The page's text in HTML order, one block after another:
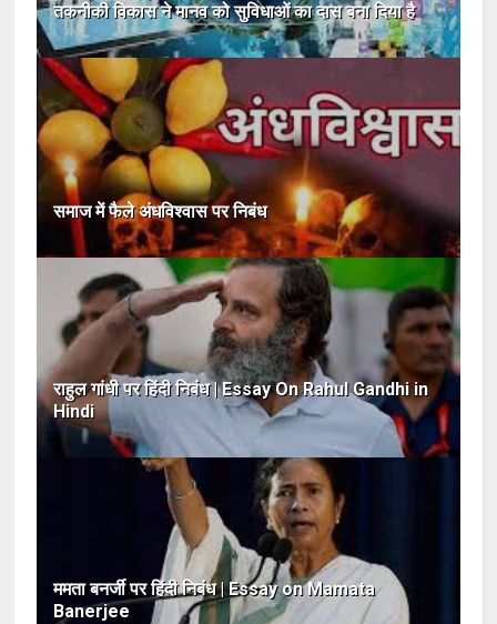
तकनीकी विकास ने मानव को सुविधाओं का दास बना दिया है
समाज में फैले अंधविश्वास पर निबंध
राहुल गांधी पर हिंदी निबंध | Essay On Rahul Gandhi in
Hindi
ममता बनर्जी पर हिंदी निबंध | Essay on Mamata
Banerjee